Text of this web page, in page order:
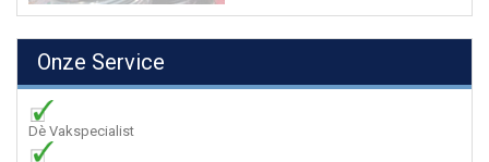
Onze Service
Dè Vakspecialist